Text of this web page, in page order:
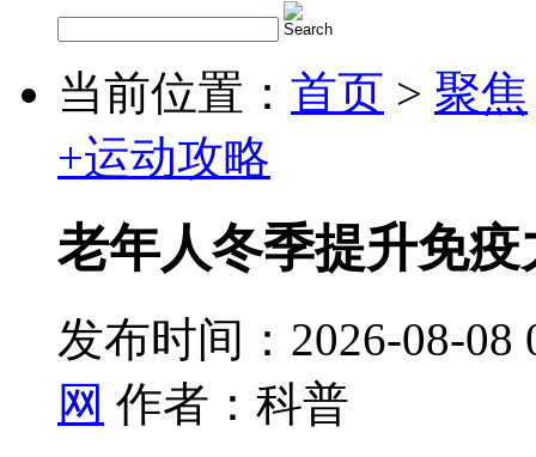
当前位置： 首页 > 聚焦
+运动攻略
老年人冬季提升免
发布时间：2026-08-08
网 作者：科普